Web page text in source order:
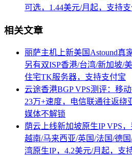
可选，1.44美元/月起，支持支
相关文章
丽萨主机上新美国Astound真
另有双ISP香港/台湾/新加坡/
住宅TK服务器，支持支付宝
云途香港BGP VPS测评：移
23万+速度，电信联通往返绕
媒体不解锁
荫云上线新加坡原生IP VPS
越南/马来西亚/英国/法国/德
湾原生IP，4.2美元/月起，支